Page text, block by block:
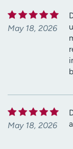
May 18, 2026
May 18, 2026